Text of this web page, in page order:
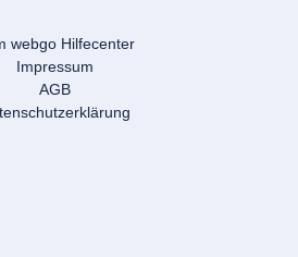
webgo Hilfecenter
Impressum
AGB